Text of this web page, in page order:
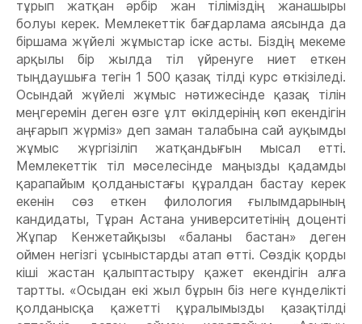
тұрып жатқан әрбір жан тіліміздің жанашыры
болуы керек. Мемлекеттік бағдарлама аясында да
біршама жүйелі жұмыстар іске асты. Біздің мекеме
арқылы бір жылда тіл үйренуге ниет еткен
тыңдаушыға тегін 1 500 қазақ тілді курс өткізіледі.
Осындай жүйелі жұмыс нәтижесінде қазақ тілін
меңгеремін деген өзге ұлт өкілдерінің көп екендігін
аңғарып жүрміз» деп заман талабына сай ауқымды
жұмыс жүргізіліп жатқандығын мысал етті.
Мемлекеттік тіл мәселесінде маңызды қадамды
қарапайым қолданыстағы құралдан бастау керек
екенін сөз еткен филология ғылымдарының
кандидаты, Тұран Астана университетінің доценті
Жұпар Кенжетайқызы «баланы бастан» деген
оймен негізгі ұсыныстарды атап өтті. Сөздік қорды
кіші жастан қалыптастыру қажет екендігін алға
тартты. «Осыдан екі жыл бұрын біз неге күнделікті
қолданысқа қажетті құралымызды қазақтілді